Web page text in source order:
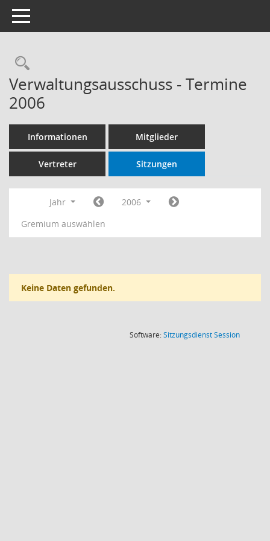
Toggle navigation
Rechercheauswahl
Verwaltungsausschuss - Termine
2006
Informationen Mitglieder
Vertreter Sitzungen
Jahr
2006
Gremium auswählen
Keine Daten gefunden.
Software:SitzungsdienstSession(Wird in